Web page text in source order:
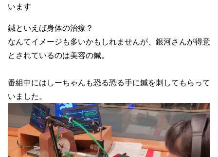
います
鍼といえば身体の治療？
なんてイメージも多いかもしれませんが、銀河さんが得意
とされているのは美容の鍼。
番組中にはしーちゃんも恐る恐る手に鍼を刺してもらって
いました。